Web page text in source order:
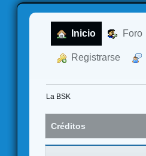
Inicio Foro
Registrarse
La BSK
Créditos